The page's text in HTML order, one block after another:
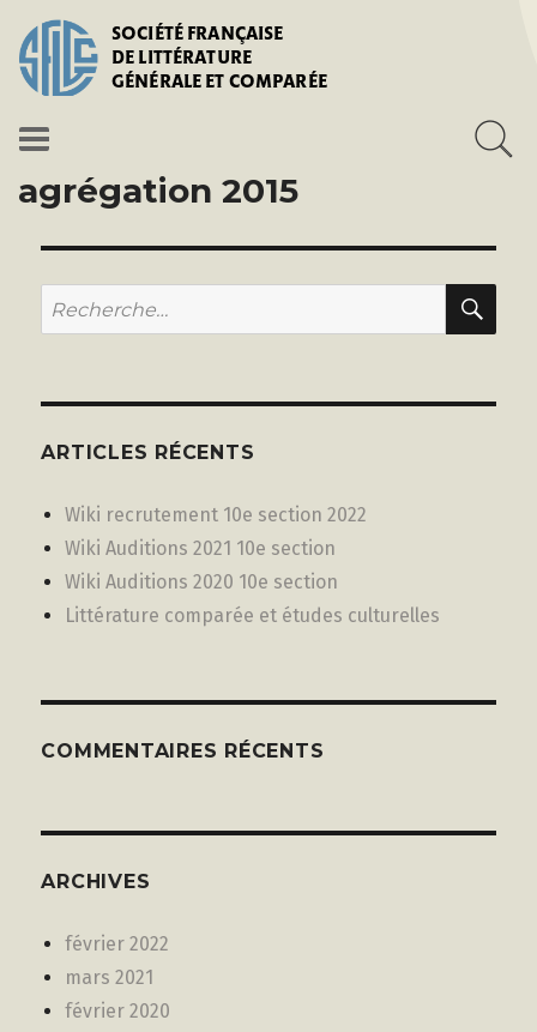
SOCIÉTÉ FRANÇAISE
DE LITTÉRATURE
GÉNÉRALE ET COMPARÉE
agrégation 2015
Recherche
pour :
ARTICLES RÉCENTS
Wiki recrutement 10e section 2022
Wiki Auditions 2021 10e section
Wiki Auditions 2020 10e section
Littérature comparée et études culturelles
COMMENTAIRES RÉCENTS
ARCHIVES
février 2022
mars 2021
février 2020